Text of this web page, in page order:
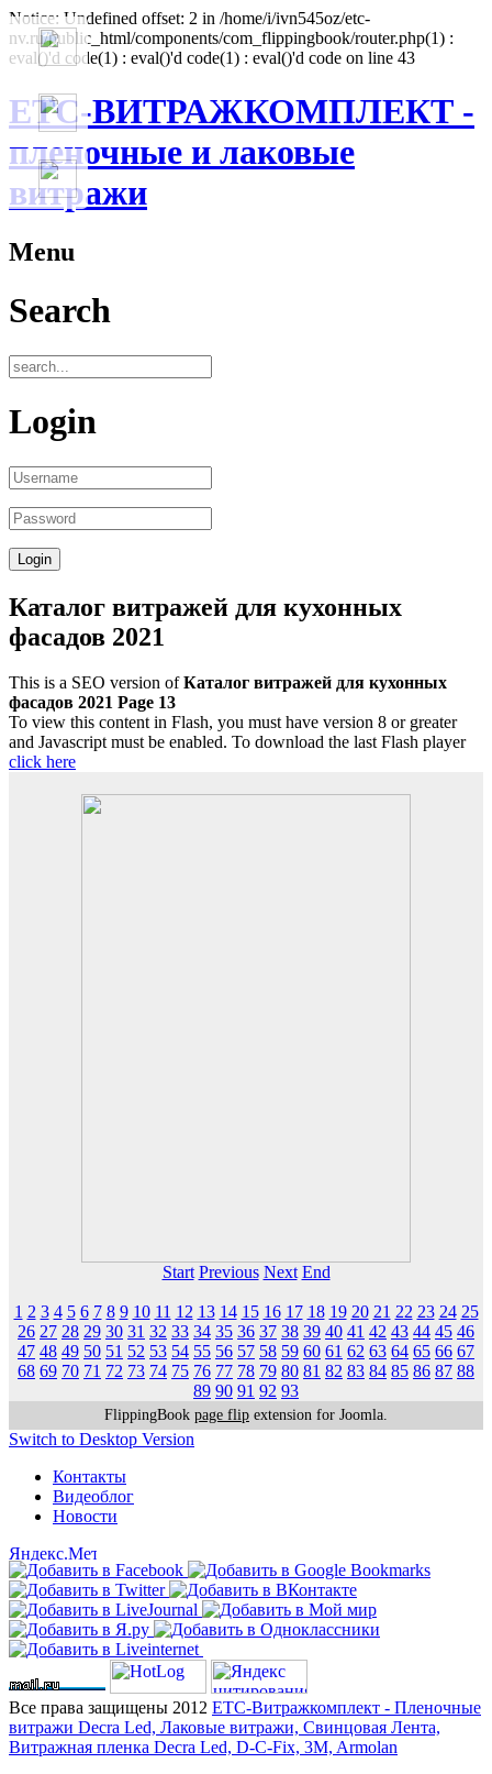
Notice: Undefined offset: 2 in /home/i/ivn545oz/etc-
nv.ru/public_html/components/com_flippingbook/router.php(1) :
eval()'d code(1) : eval()'d code(1) : eval()'d code on line 43
ЕТС-ВИТРАЖКОМПЛЕКТ -
пленочные и лаковые
витражи
Menu
Search
Login
Каталог витражей для кухонных
фасадов 2021
This is a SEO version ofКаталог витражей для кухонных
фасадов 2021 Page 13
To view this content in Flash, you must have version 8 or greater
and Javascript must be enabled. To download the last Flash player
click here
Start Previous Next End
1 2 3 4 5 6 7 8 9 10 11 12 13 14 15 16 17 18 19 20 21 22 23 24 25
26 27 28 29 30 31 32 33 34 35 36 37 38 39 40 41 42 43 44 45 46
47 48 49 50 51 52 53 54 55 56 57 58 59 60 61 62 63 64 65 66 67
68 69 70 71 72 73 74 75 76 77 78 79 80 81 82 83 84 85 86 87 88
89 90 91 92 93
FlippingBook page flip extension for Joomla.
Switch to Desktop Version
Контакты
Видеоблог
Новости
Все права защищены 2012 ЕТС-Витражкомплект - Пленочные
витражи Decra Led, Лаковые витражи, Свинцовая Лента,
Витражная пленка Decra Led, D-C-Fix, 3M, Armolan